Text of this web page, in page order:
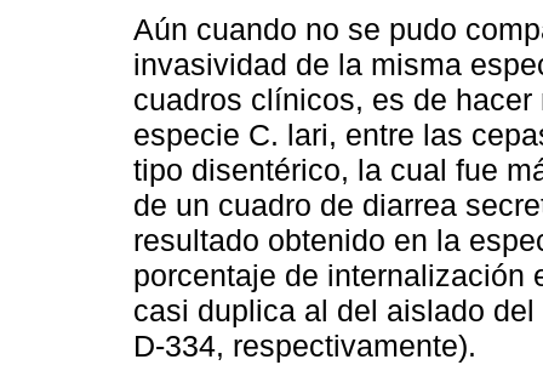
Aún cuando no se pudo
invasividad de la misma
cuadros clínicos, es de
especie C. lari, entre las
tipo disentérico, la cual fue
de un cuadro de diarrea
resultado obtenido en la
porcentaje de internalización
casi duplica al del aislado
D-334, respectivamente).